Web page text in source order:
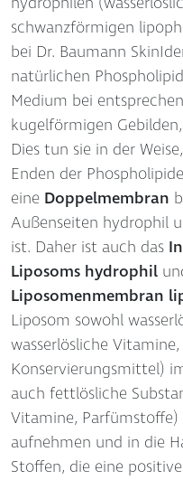
schwanzförmigen
bei Dr. Baumann
natürlichen
Medium bei
kugelförmigen
Dies tun sie in der
Enden der
eine Doppelmembran
Außenseiten hydrophil
ist. Daher ist auch das
Liposoms hydrophil
Liposomenmembran
Liposom sowohl
wasserlösliche
Konservierungsmittel)
auch fettlösliche
Vitamine,
aufnehmen und in die
Stoffen, die eine